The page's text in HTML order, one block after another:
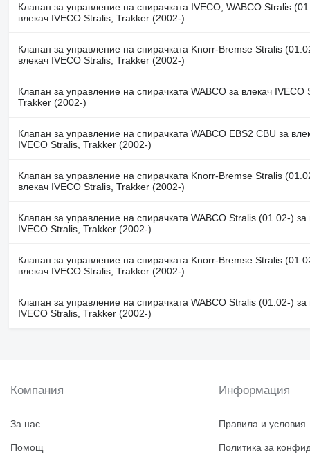
Клапан за управление на спирачката IVECO, WABCO Stralis
влекач IVECO Stralis, Trakker (2002-)
Клапан за управление на спирачката Knorr-Bremse Stralis
влекач IVECO Stralis, Trakker (2002-)
Клапан за управление на спирачката WABCO за влекач IVECO
Trakker (2002-)
Клапан за управление на спирачката WABCO EBS2 CBU за
IVECO Stralis, Trakker (2002-)
Клапан за управление на спирачката Knorr-Bremse Stralis
влекач IVECO Stralis, Trakker (2002-)
Клапан за управление на спирачката WABCO Stralis (01.02-) за
IVECO Stralis, Trakker (2002-)
Клапан за управление на спирачката Knorr-Bremse Stralis
влекач IVECO Stralis, Trakker (2002-)
Клапан за управление на спирачката WABCO Stralis (01.02-) за
IVECO Stralis, Trakker (2002-)
Компания
За нас
Помощ
Информация
Правила и условия
Политика за